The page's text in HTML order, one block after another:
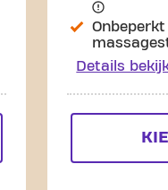
Details